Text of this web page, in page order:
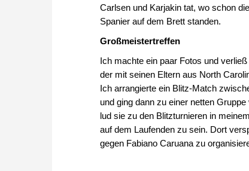
Carlsen und Karjakin tat, wo schon
Spanier auf dem Brett standen.
Großmeistertreffen
Ich machte ein paar Fotos und
der mit seinen Eltern aus North
Ich arrangierte ein Blitz-Match
und ging dann zu einer netten
lud sie zu den Blitzturnieren in
auf dem Laufenden zu sein. Dort
gegen Fabiano Caruana zu